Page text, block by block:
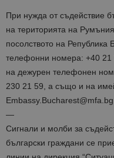
При нужда от съдействие
на територията на
посолството на
телефонни номера: +40 21
на дежурен телефонен
230 21 59, а също и на
—
Сигнали и молби за
български граждани се